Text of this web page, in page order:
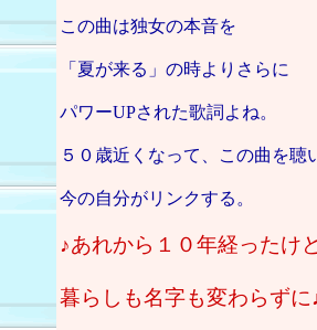
この曲は独女の本音を
「夏が来る」の時よりさらに
パワーUPされた歌詞よね。
５０歳近くなって、この曲を聴
今の自分がリンクする。
♪あれから１０年経ったけ
暮らしも名字も変わらず